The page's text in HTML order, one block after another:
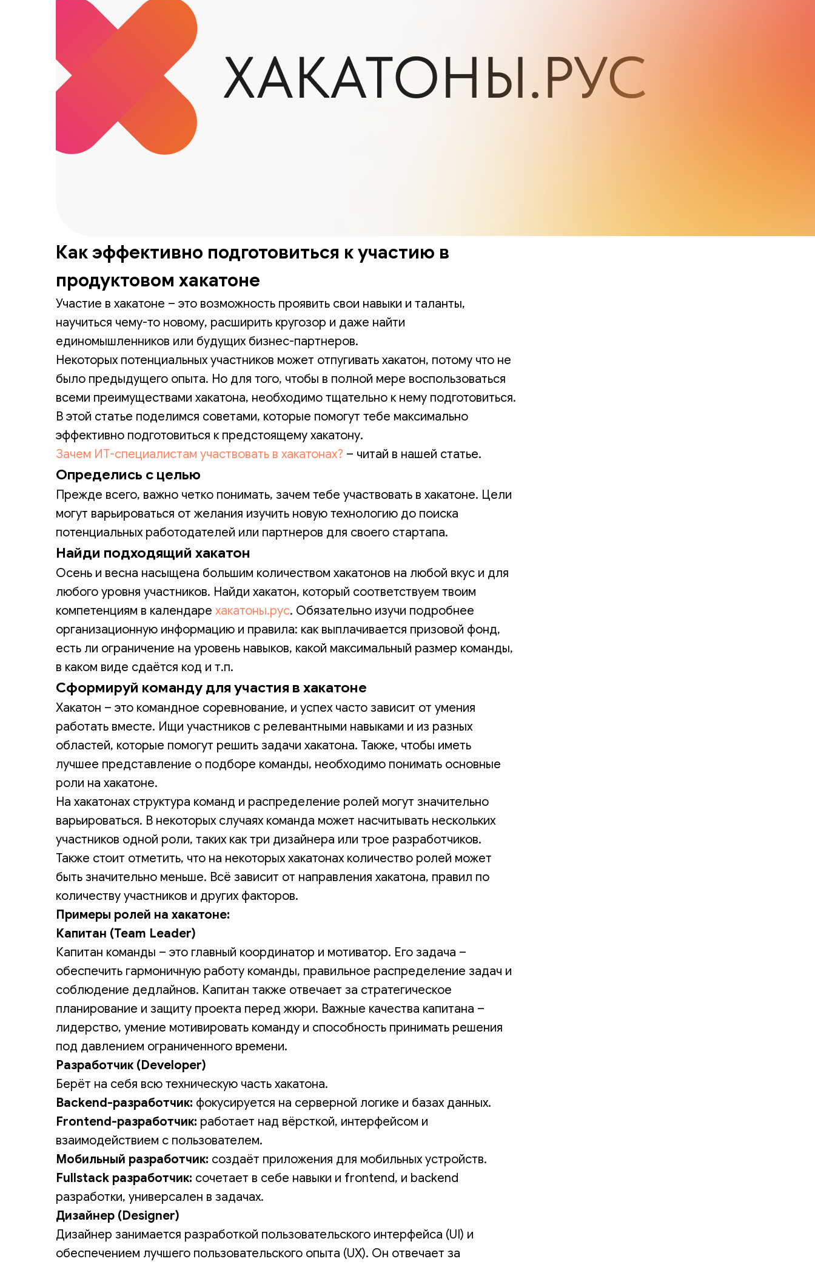
Как эффективно подготовиться к участию в
продуктовом хакатоне
Участие в хакатоне – это возможность проявить свои навыки и таланты,
научиться чему-то новому, расширить кругозор и даже найти
единомышленников или будущих бизнес-партнеров.
Некоторых потенциальных участников может отпугивать хакатон, потому что не
было предыдущего опыта. Но для того, чтобы в полной мере воспользоваться
всеми преимуществами хакатона, необходимо тщательно к нему подготовиться.
В этой статье поделимся советами, которые помогут тебе максимально
эффективно подготовиться к предстоящему хакатону.
Зачем ИТ-специалистам участвовать в хакатонах? – читай в нашей статье.
Определись с целью
Прежде всего, важно четко понимать, зачем тебе участвовать в хакатоне. Цели
могут варьироваться от желания изучить новую технологию до поиска
потенциальных работодателей или партнеров для своего стартапа.
Найди подходящий хакатон
Осень и весна насыщена большим количеством хакатонов на любой вкус и для
любого уровня участников. Найди хакатон, который соответствуем твоим
компетенциям в календаре хакатоны.рус. Обязательно изучи подробнее
организационную информацию и правила: как выплачивается призовой фонд,
есть ли ограничение на уровень навыков, какой максимальный размер команды,
в каком виде сдаётся код и т.п.
Сформируй команду для участия в хакатоне
Хакатон – это командное соревнование, и успех часто зависит от умения
работать вместе. Ищи участников с релевантными навыками и из разных
областей, которые помогут решить задачи хакатона. Также, чтобы иметь
лучшее представление о подборе команды, необходимо понимать основные
роли на хакатоне.
На хакатонах структура команд и распределение ролей могут значительно
варьироваться. В некоторых случаях команда может насчитывать нескольких
участников одной роли, таких как три дизайнера или трое разработчиков.
Также стоит отметить, что на некоторых хакатонах количество ролей может
быть значительно меньше. Всё зависит от направления хакатона, правил по
количеству участников и других факторов.
Примеры ролей на хакатоне:
Капитан (Team Leader)
Капитан команды – это главный координатор и мотиватор. Его задача –
обеспечить гармоничную работу команды, правильное распределение задач и
соблюдение дедлайнов. Капитан также отвечает за стратегическое
планирование и защиту проекта перед жюри. Важные качества капитана –
лидерство, умение мотивировать команду и способность принимать решения
под давлением ограниченного времени.
Разработчик (Developer)
Берёт на себя всю техническую часть хакатона.
Backend-разработчик: фокусируется на серверной логике и базах данных.
Frontend-разработчик: работает над вёрсткой, интерфейсом и
взаимодействием с пользователем.
Мобильный разработчик: создаёт приложения для мобильных устройств.
Fullstack разработчик: сочетает в себе навыки и frontend, и backend
разработки, универсален в задачах.
Дизайнер (Designer)
Дизайнер занимается разработкой пользовательского интерфейса (UI) и
обеспечением лучшего пользовательского опыта (UX). Он отвечает за